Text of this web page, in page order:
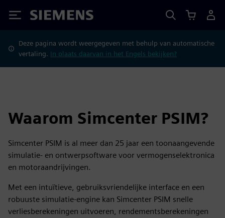
Siemens
Deze pagina wordt weergegeven met behulp van automatische
vertaling. In plaats daarvan in het Engels bekijken?
Waarom Simcenter PSIM?
Simcenter PSIM is al meer dan 25 jaar een toonaangevende
simulatie- en ontwerpsoftware voor vermogenselektronica
en motoraandrijvingen.
Met een intuïtieve, gebruiksvriendelijke interface en een
robuuste simulatie-engine kan Simcenter PSIM snelle
verliesberekeningen uitvoeren, rendementsberekeningen